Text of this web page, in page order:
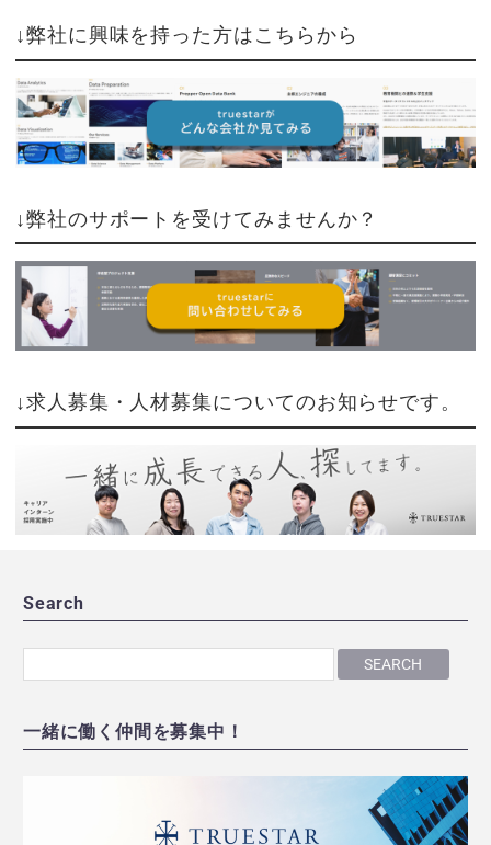
↓弊社に興味を持った方はこちらから
↓弊社のサポートを受けてみませんか？
↓求人募集・人材募集についてのお知らせです。
Search
SEARCH
一緒に働く仲間を募集中！